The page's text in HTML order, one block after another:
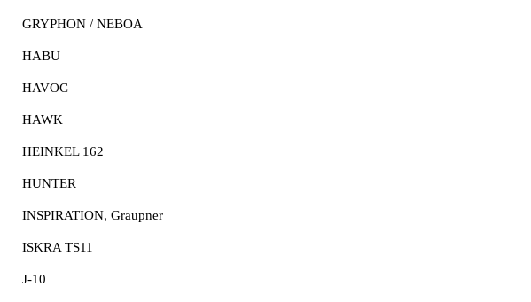
GRYPHON / NEBOA
HABU
HAVOC
HAWK
HEINKEL 162
HUNTER
INSPIRATION, Graupner
ISKRA TS11
J-10